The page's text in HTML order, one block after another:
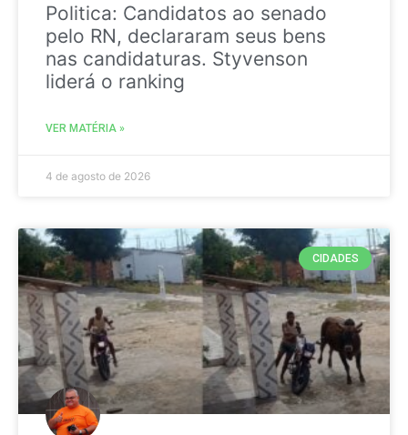
Politica: Candidatos ao senado
pelo RN, declararam seus bens
nas candidaturas. Styvenson
liderá o ranking
VER MATÉRIA »
4 de agosto de 2026
CIDADES